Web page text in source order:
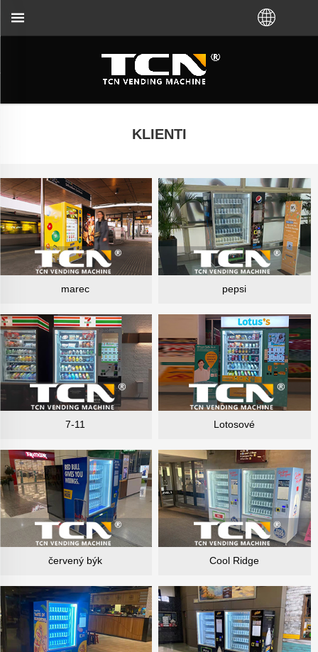
KLIENTI
marec pepsi
7-11 Lotosové
červený býk Cool Ridge
Zavolajte nám: +86-731-88048300